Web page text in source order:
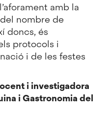
amb la
nombre de
doncs, és
protocols i
i de les festes
ocent i investigadora
i Gastronomia del